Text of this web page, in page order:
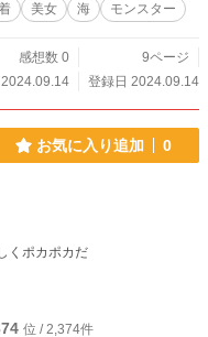
美女 海 モンスター
感想数 0
9ページ
登録日 2024.09.14
お気に入り追加 0
くポカポカだ
位 / 2,374件